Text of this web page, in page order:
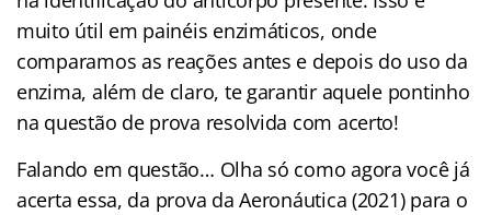
muito útil em painéis enzimáticos, onde
comparamos as reações antes e depois do uso da
enzima, além de claro, te garantir aquele pontinho
na questão de prova resolvida com acerto!
Falando em questão… Olha só como agora você já
acerta essa, da prova da Aeronáutica (2021) para o